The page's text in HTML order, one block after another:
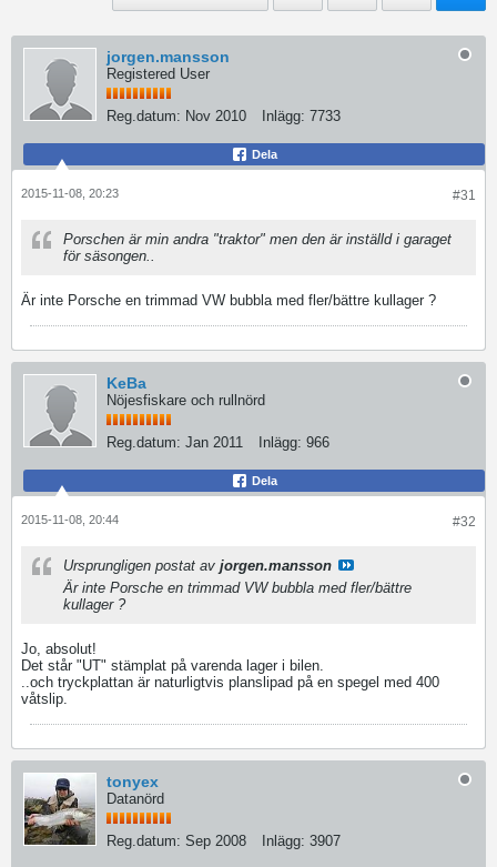
jorgen.mansson
Registered User
Reg.datum: Nov 2010 Inlägg: 7733
Dela
#31
2015-11-08, 20:23
Porschen är min andra "traktor" men den är inställd i garaget
för säsongen..
Är inte Porsche en trimmad VW bubbla med fler/bättre kullager ?
KeBa
Nöjesfiskare och rullnörd
Reg.datum: Jan 2011 Inlägg: 966
Dela
#32
2015-11-08, 20:44
Ursprungligen postat av jorgen.mansson
Är inte Porsche en trimmad VW bubbla med fler/bättre
kullager ?
Jo, absolut!
Det står "UT" stämplat på varenda lager i bilen.
..och tryckplattan är naturligtvis planslipad på en spegel med 400
våtslip.
tonyex
Datanörd
Reg.datum: Sep 2008 Inlägg: 3907